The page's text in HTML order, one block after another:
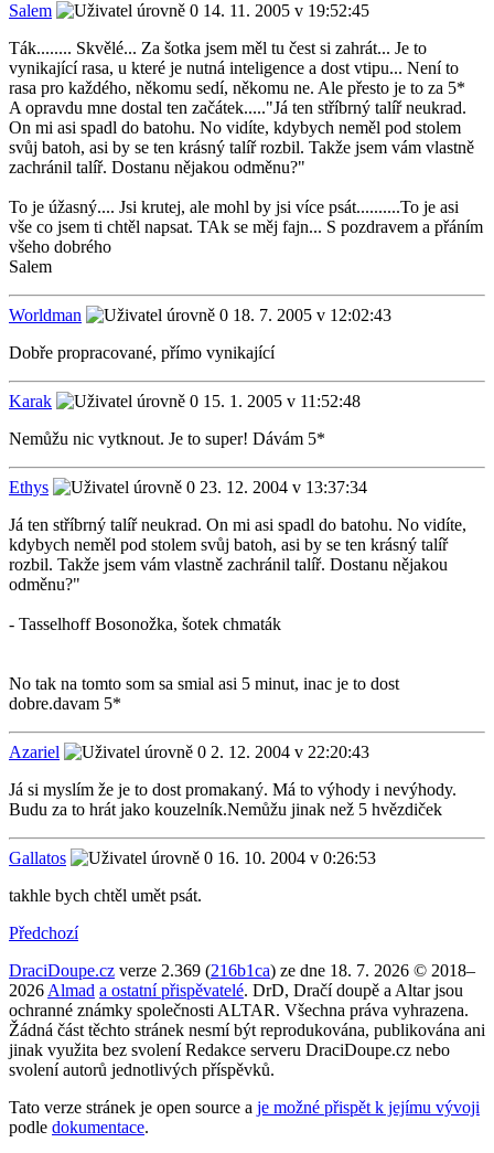
Salem
14. 11. 2005 v 19:52:45
Ták........ Skvělé... Za šotka jsem měl tu čest si zahrát... Je to
vynikající rasa, u které je nutná inteligence a dost vtipu... Není to
rasa pro každého, někomu sedí, někomu ne. Ale přesto je to za 5*
A opravdu mne dostal ten začátek....."Já ten stříbrný talíř neukrad.
On mi asi spadl do batohu. No vidíte, kdybych neměl pod stolem
svůj batoh, asi by se ten krásný talíř rozbil. Takže jsem vám vlastně
zachránil talíř. Dostanu nějakou odměnu?"
To je úžasný.... Jsi krutej, ale mohl by jsi více psát..........To je asi
vše co jsem ti chtěl napsat. TAk se měj fajn... S pozdravem a přáním
všeho dobrého
Salem
Worldman
18. 7. 2005 v 12:02:43
Dobře propracované, přímo vynikající
Karak
15. 1. 2005 v 11:52:48
Nemůžu nic vytknout. Je to super! Dávám 5*
Ethys
23. 12. 2004 v 13:37:34
Já ten stříbrný talíř neukrad. On mi asi spadl do batohu. No vidíte,
kdybych neměl pod stolem svůj batoh, asi by se ten krásný talíř
rozbil. Takže jsem vám vlastně zachránil talíř. Dostanu nějakou
odměnu?"
- Tasselhoff Bosonožka, šotek chmaták
No tak na tomto som sa smial asi 5 minut, inac je to dost
dobre.davam 5*
Azariel
2. 12. 2004 v 22:20:43
Já si myslím že je to dost promakaný. Má to výhody i nevýhody.
Budu za to hrát jako kouzelník.Nemůžu jinak než 5 hvězdiček
Gallatos
16. 10. 2004 v 0:26:53
takhle bych chtěl umět psát.
Předchozí
DraciDoupe.cz verze 2.369 (216b1ca) ze dne 18. 7. 2026 © 2018–
2026 Almad a ostatní přispěvatelé. DrD, Dračí doupě a Altar jsou
ochranné známky společnosti ALTAR. Všechna práva vyhrazena.
Žádná část těchto stránek nesmí být reprodukována, publikována ani
jinak využita bez svolení Redakce serveru DraciDoupe.cz nebo
svolení autorů jednotlivých příspěvků.
Tato verze stránek je open source a je možné přispět k jejímu vývoji
podle dokumentace.